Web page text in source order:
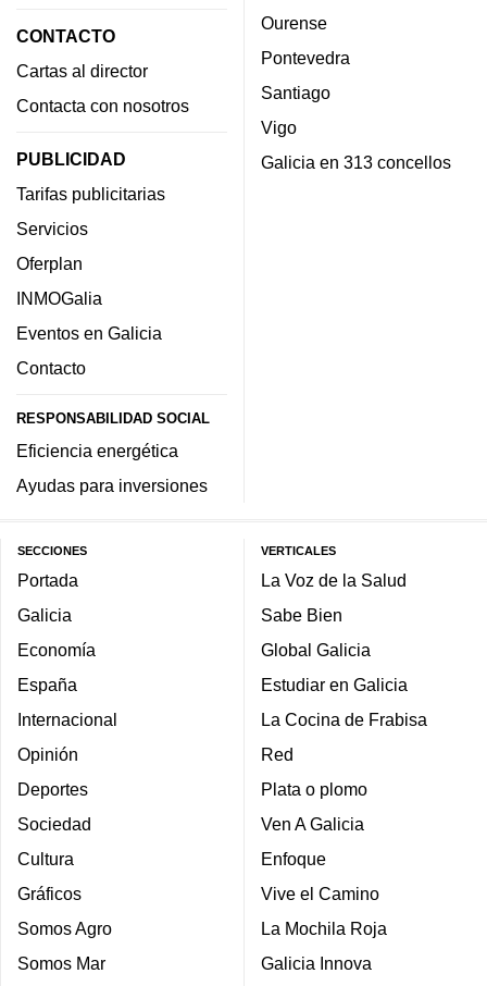
CONTACTO
Cartas al director
Contacta con nosotros
PUBLICIDAD
Tarifas publicitarias
Servicios
Oferplan
INMOGalia
Eventos en Galicia
Contacto
RESPONSABILIDAD SOCIAL
Eficiencia energética
Ayudas para inversiones
Ourense
Pontevedra
Santiago
Vigo
Galicia en 313 concellos
SECCIONES
Portada
Galicia
Economía
España
Internacional
Opinión
Deportes
Sociedad
Cultura
Gráficos
Somos Agro
Somos Mar
VERTICALES
La Voz de la Salud
Sabe Bien
Global Galicia
Estudiar en Galicia
La Cocina de Frabisa
Red
Plata o plomo
Ven A Galicia
Enfoque
Vive el Camino
La Mochila Roja
Galicia Innova